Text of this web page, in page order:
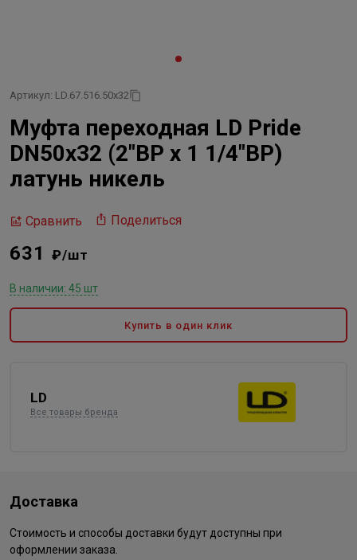
Артикул: LD.67.516.50х32
Муфта переходная LD Pride
DN50х32 (2"ВР х 1 1/4"ВР)
латунь никель
Сравнить Поделиться
631 ₽/шт
В наличии: 45 шт
Купить в один клик
LD
Все товары бренда
Доставка
Стоимость и способы доставки будут доступны при
оформлении заказа.